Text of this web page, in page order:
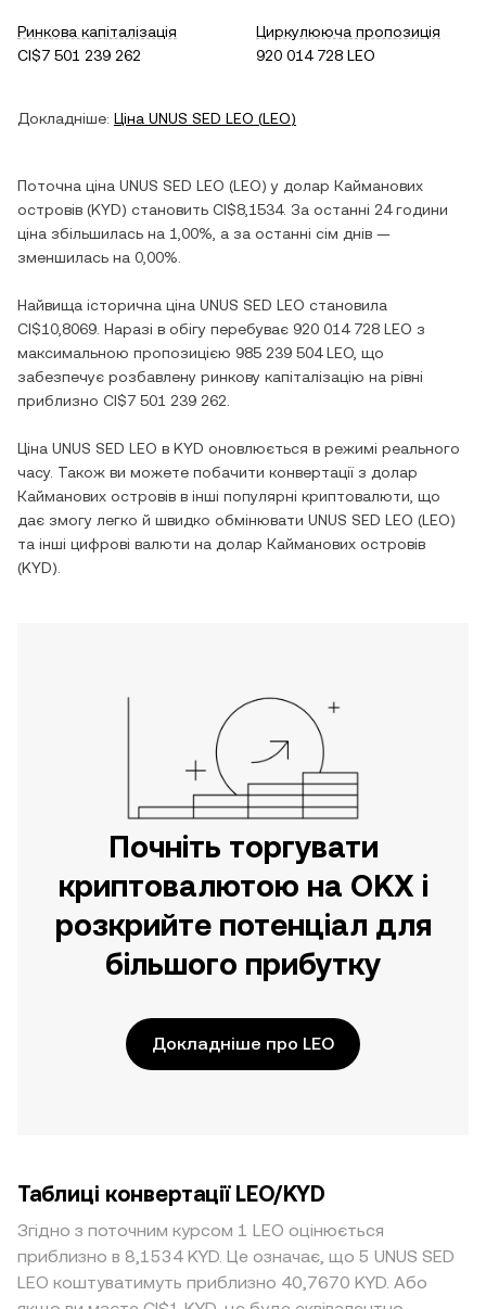
Ринкова капіталізація
CI$7 501 239 262
Циркулююча пропозиція
920 014 728 LEO
Докладніше: Ціна UNUS SED LEO (LEO)
Поточна ціна UNUS SED LEO (LEO) у долар Кайманових
островів (KYD) становить CI$8,1534. За останні 24 години
ціна збільшилась на 1,00% , а за останні сім днів —
зменшилась на 0,00%
Найвища історична ціна UNUS SED LEO становила
CI$10,8069 . Наразі в обігу перебуває 920 014 728 LEO з
максимальною пропозицією 985 239 504 LEO , що
забезпечує розбавлену ринкову капіталізацію на рівні
приблизно CI$7 501 239 262
Ціна UNUS SED LEO в KYD оновлюється в режимі реального
часу. Також ви можете побачити конвертації з долар
Кайманових островів в інші популярні криптовалюти, що
дає змогу легко й швидко обмінювати UNUS SED LEO (LEO)
та інші цифрові валюти на долар Кайманових островів
(KYD).
Почніть торгувати
криптовалютою на OKX і
розкрийте потенціал для
більшого прибутку
Докладніше про LEO
Таблиці конвертації LEO/KYD
Згідно з поточним курсом 1 LEO оцінюється
приблизно в 8,1534 KYD. Це означає, що 5 UNUS SED
LEO коштуватимуть приблизно 40,7670 KYD. Або